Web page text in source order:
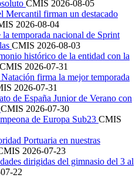
CMIS 2026-08-05
Mercantil firman un destacado
2026-08-04
temporada nacional de Sprint
CMIS 2026-08-03
histórico de la entidad con la
CMIS 2026-07-31
firma la mejor temporada
2026-07-31
de España Junior de Verano con
CMIS 2026-07-30
de Europa Sub23 CMIS
Portuaria en nuestras
2026-07-23
dirigidas del gimnasio del 3 al
22